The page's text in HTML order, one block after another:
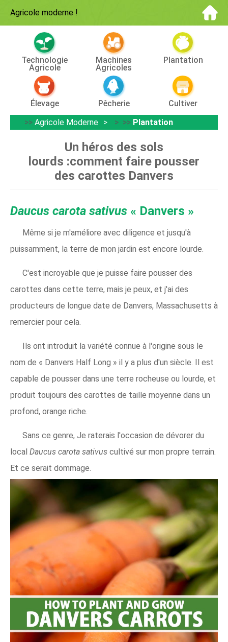
Agricole moderne !
Technologie
Agricole
Machines
Agricoles
Plantation
Élevage Pêcherie
Cultiver
>> Agricole Moderne > >> Plantation
Un héros des sols
lourds :comment faire pousser
des carottes Danvers
Daucus carota sativus « Danvers »
Même si je m'améliore avec diligence et jusqu'à
puissamment, la terre de mon jardin est encore lourde.
C'est incroyable que je puisse faire pousser des
carottes dans cette terre, mais je peux, et j'ai des
producteurs de longue date de Danvers, Massachusetts à
remercier pour cela.
Ils ont introduit la variété connue à l'origine sous le
nom de « Danvers Half Long » il y a plus d'un siècle. Il est
capable de pousser dans une terre rocheuse ou lourde, et
produit toujours des carottes de taille moyenne dans un
profond, orange riche.
Sans ce genre, Je raterais l'occasion de dévorer du
local Daucus carota sativus cultivé sur mon propre terrain.
Et ce serait dommage.